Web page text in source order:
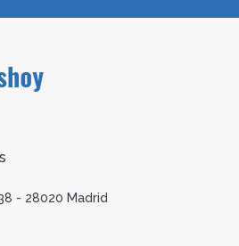
- 28020 Madrid